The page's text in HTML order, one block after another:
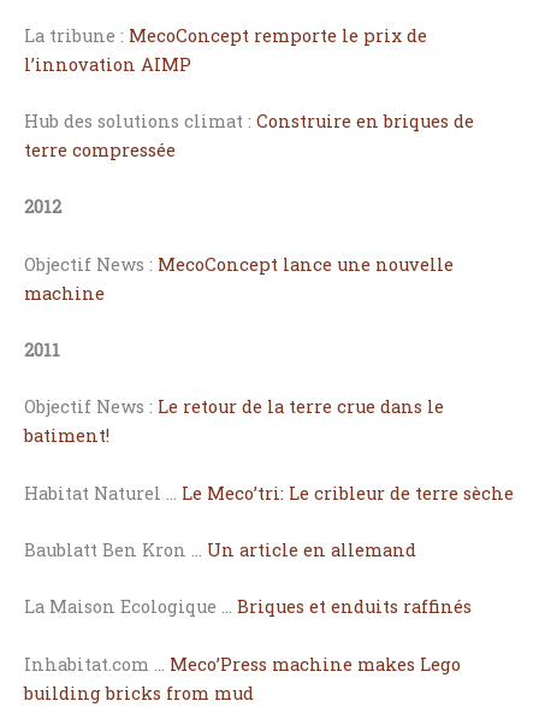
La tribune : MecoConcept remporte le prix de
l’innovation AIMP
Hub des solutions climat : Construire en briques de
terre compressée
2012
Objectif News : MecoConcept lance une nouvelle
machine
2011
Objectif News : Le retour de la terre crue dans le
batiment!
Habitat Naturel … Le Meco’tri: Le cribleur de terre sèche
Baublatt Ben Kron … Un article en allemand
La Maison Ecologique … Briques et enduits raffinés
Inhabitat.com … Meco’Press machine makes Lego
building bricks from mud